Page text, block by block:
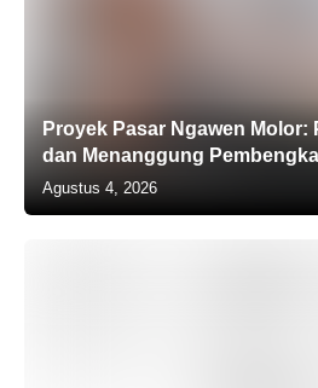
Proyek Pasar Ngawen Molor:
dan Menanggung
Agustus 4, 2026